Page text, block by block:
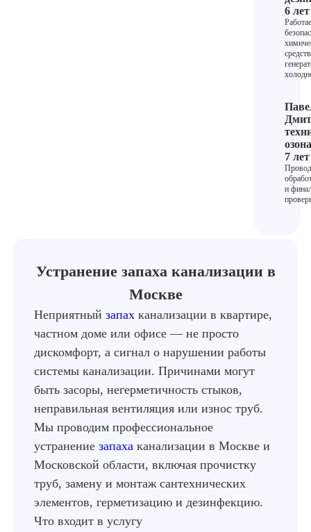
6 лет
7 лет
и
Устранение запаха канализации в
Москве
Неприятный запах канализации в квартире,
частном доме или офисе — не просто
дискомфорт, а сигнал о нарушении работы
системы канализации. Причинами могут
быть засоры, негерметичность стыков,
неправильная вентиляция или износ труб.
Мы проводим профессиональное
устранение запаха канализации в Москве и
Московской области, включая прочистку
труб, замену и монтаж сантехнических
элементов, герметизацию и дезинфекцию.
Что входит в услугу